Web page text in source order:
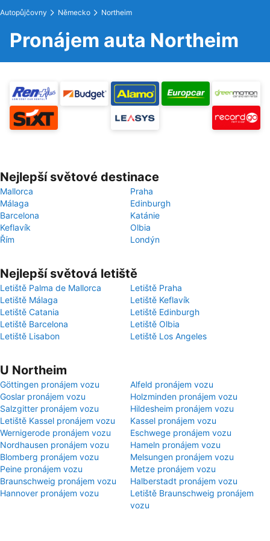
Autopůjčovny Německo Northeim
Pronájem auta Northeim
Nejlepší světové destinace
Mallorca
Praha
Málaga
Edinburgh
Barcelona
Katánie
Keflavík
Olbia
Řím
Londýn
Nejlepší světová letiště
Letiště Palma de Mallorca
Letiště Praha
Letiště Málaga
Letiště Keflavík
Letiště Catania
Letiště Edinburgh
Letiště Barcelona
Letiště Olbia
Letiště Lisabon
Letiště Los Angeles
U Northeim
Göttingen pronájem vozu
Alfeld pronájem vozu
Goslar pronájem vozu
Holzminden pronájem vozu
Salzgitter pronájem vozu
Hildesheim pronájem vozu
Letiště Kassel pronájem vozu
Kassel pronájem vozu
Wernigerode pronájem vozu
Eschwege pronájem vozu
Nordhausen pronájem vozu
Hameln pronájem vozu
Blomberg pronájem vozu
Melsungen pronájem vozu
Peine pronájem vozu
Metze pronájem vozu
Braunschweig pronájem vozu
Halberstadt pronájem vozu
Hannover pronájem vozu
Letiště Braunschweig pronájem
vozu